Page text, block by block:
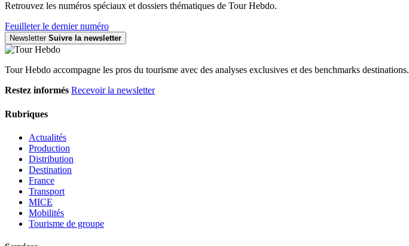
Retrouvez les numéros spéciaux et dossiers thématiques de Tour Hebdo.
Feuilleter le dernier numéro
Newsletter Suivre la newsletter
Tour Hebdo accompagne les pros du tourisme avec des analyses exclusives et des benchmarks destinations.
Restez informés Recevoir la newsletter
Rubriques
Actualités
Production
Distribution
Destination
France
Transport
MICE
Mobilités
Tourisme de groupe